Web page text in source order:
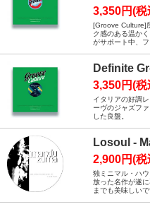
3,350円(税
[Groove Culture]
ク感のある温か
がサポート中、
Definite
3,350円(税
イタリアの好調
ーヴのジャズフ
した良盤。
Losoul -
2,900円(税
独ミニマル・ハ
放った名作が遂
までも美味しいで